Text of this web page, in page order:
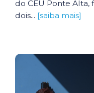
do CEU Ponte Alta,
dois... [saiba mais]